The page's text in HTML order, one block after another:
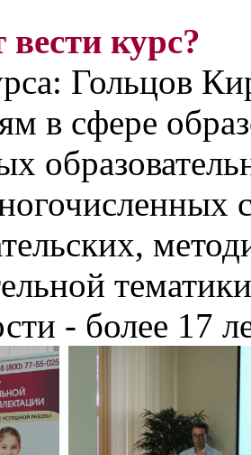
вести курс?
Гольцов
в сфере
- более 17